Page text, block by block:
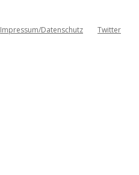
Impressum/Datenschutz Twitter